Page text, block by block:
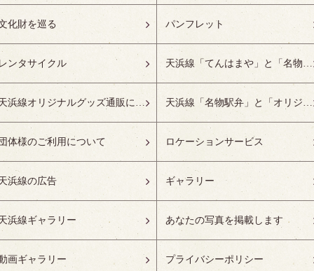
化財を巡る パンフレット
ンタサイクル 天浜線「てんはまや」と「名物駅弁」について
天浜線オリジナルグッズ通販について 天浜線「名物駅弁」と「オリジナルグッズ」
体様のご利用について ロケーションサービス
浜線の広告 ギャラリー
浜線ギャラリー あなたの写真を掲載します
画ギャラリー プライバシーポリシー